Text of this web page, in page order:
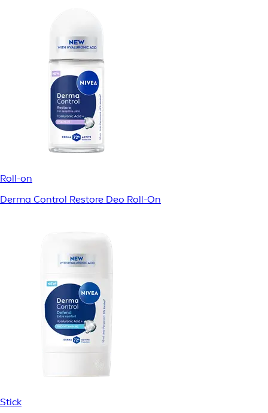
Roll-on
Derma Control Restore Deo Roll-On
Stick